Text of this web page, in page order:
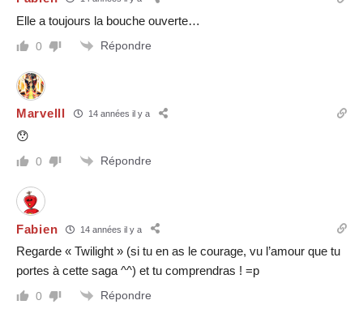
Elle a toujours la bouche ouverte…
0 Répondre
Marvelll 14 années il y a
😯
0 Répondre
Fabien 14 années il y a
Regarde « Twilight » (si tu en as le courage, vu l’amour que tu
portes à cette saga ^^) et tu comprendras ! =p
0 Répondre